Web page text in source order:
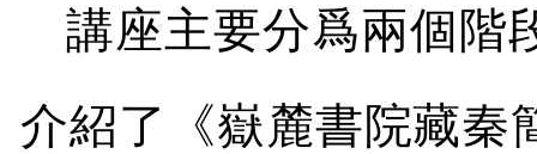
講座主要分爲兩個階
介紹了《嶽麓書院藏秦